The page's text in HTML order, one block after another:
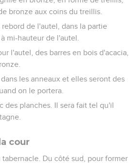
bronze aux coins du treillis.
de l'autel, dans la partie
mi-hauteur de l'autel.
l'autel, des barres en bois d'acacia,
les anneaux et elles seront des
on le portera.
des planches. Il sera fait tel qu'il
cour
tabernacle. Du côté sud, pour former